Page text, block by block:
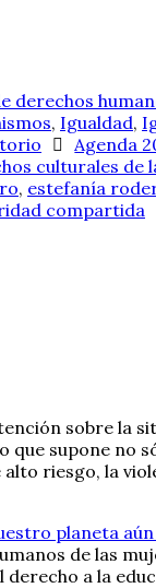
derechos
, Igualdad,
Agenda
culturales de
, estefanía
compartida
sobre la
que supone no
riesgo, la
planeta
de las
a la